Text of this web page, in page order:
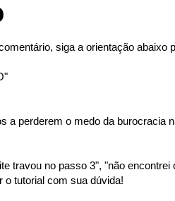
siga a orientação abaixo
perderem o medo da burocracia
travou no passo 3", "não
o tutorial com sua dúvida!